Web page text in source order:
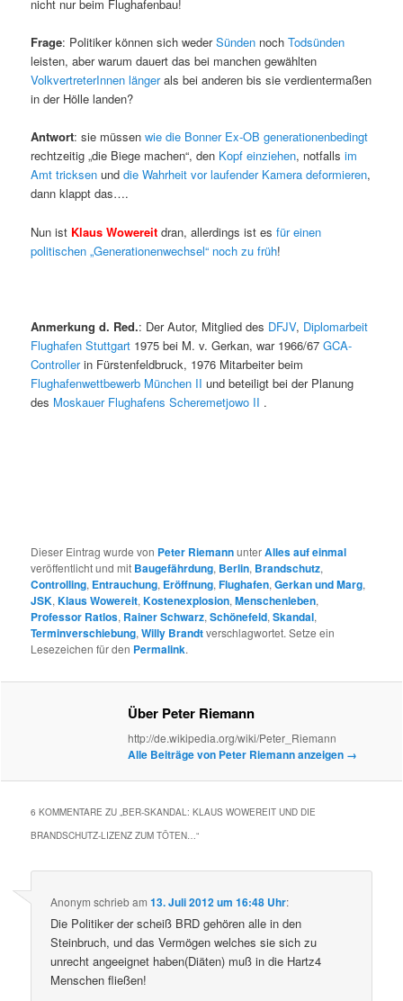
nicht nur beim Flughafenbau!
Frage: Politiker können sich wederSünden nochTodsünden
leisten, aber warum dauert das bei manchen gewählten
VolkvertreterInnen längerals bei anderen bis sie verdientermaßen
in der Hölle landen?
Antwort: sie müssenwie die Bonner Ex-OB generationenbedingt
rechtzeitig „die Biege machen“, den Kopf einziehen, notfallsim
Amt tricksenunddie Wahrheit vor laufender Kamera deformieren,
dann klappt das….
Nun ist Klaus Wowereit dran, allerdings ist esfür einen
politischen „Generationenwechsel“ noch zu früh!
Anmerkung d. Red.: Der Autor, Mitglied des DFJV, Diplomarbeit
Flughafen Stuttgart 1975 bei M. v. Gerkan, war 1966/67 GCA-
Controllerin Fürstenfeldbruck, 1976 Mitarbeiter beim
Flughafenwettbewerb München IIund beteiligt bei der Planung
des Moskauer Flughafens Scheremetjowo II .
Dieser Eintrag wurde von Peter RiemannunterAlles auf einmal
veröffentlicht und mit Baugefährdung, Berlin, Brandschutz,
Controlling, Entrauchung, Eröffnung,Flughafen,Gerkan und Marg,
JSK,Klaus Wowereit,Kostenexplosion,Menschenleben,
Professor Ratlos, Rainer Schwarz,Schönefeld,Skandal,
Terminverschiebung,Willy Brandtverschlagwortet. Setze ein
Lesezeichen für den Permalink.
Über Peter Riemann
http://de.wikipedia.org/wiki/Peter_Riemann
Alle Beiträge von Peter Riemann anzeigen →
6 KOMMENTARE ZU „BER-SKANDAL: KLAUS WOWEREIT UND DIE
BRANDSCHUTZ-LIZENZ ZUM TÖTEN…“
Anonym schriebam13. Juli 2012 um 16:48 Uhr:
Die Politiker der scheiß BRD gehören alle in den
Steinbruch, und das Vermögen welches sie sich zu
unrecht angeeignet haben(Diäten) muß in die Hartz4
Menschen fließen!